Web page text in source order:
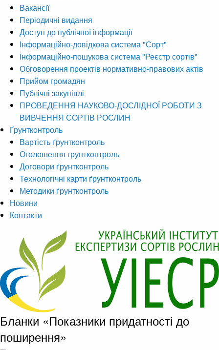
Вакансії
Періодичні видання
Доступ до публічної інформації
Інформаційно-довідкова система "Сорт"
Інформаційно-пошукова система "Реєстр сортів"
Обговорення проектів нормативно-правових актів
Прийом громадян
Публічні закупівлі
ПРОВЕДЕННЯ НАУКОВО-ДОСЛІДНОЇ РОБОТИ З
ВИВЧЕННЯ СОРТІВ РОСЛИН
Ґрунтконтроль
Вартість ґрунтконтроль
Оголошення грунтконтроль
Договори ґрунтконтроль
Технологічні карти ґрунтконтроль
Методики ґрунтконтроль
Новини
Контакти
Бланки «Показники придатності до
поширення»